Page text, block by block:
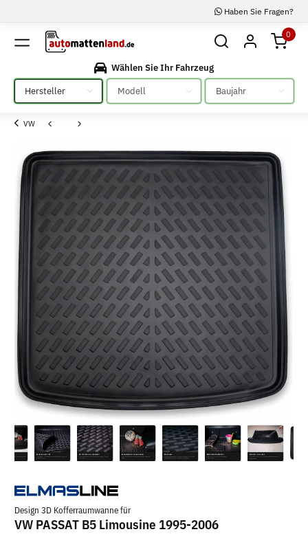
Haben Sie Fragen?
0
Wählen Sie Ihr Fahrzeug
Bitte auswählen
Bitte auswählen Bitte auswählen
VW
Design 3D Kofferraumwanne für
VW PASSAT B5 Limousine 1995-2006